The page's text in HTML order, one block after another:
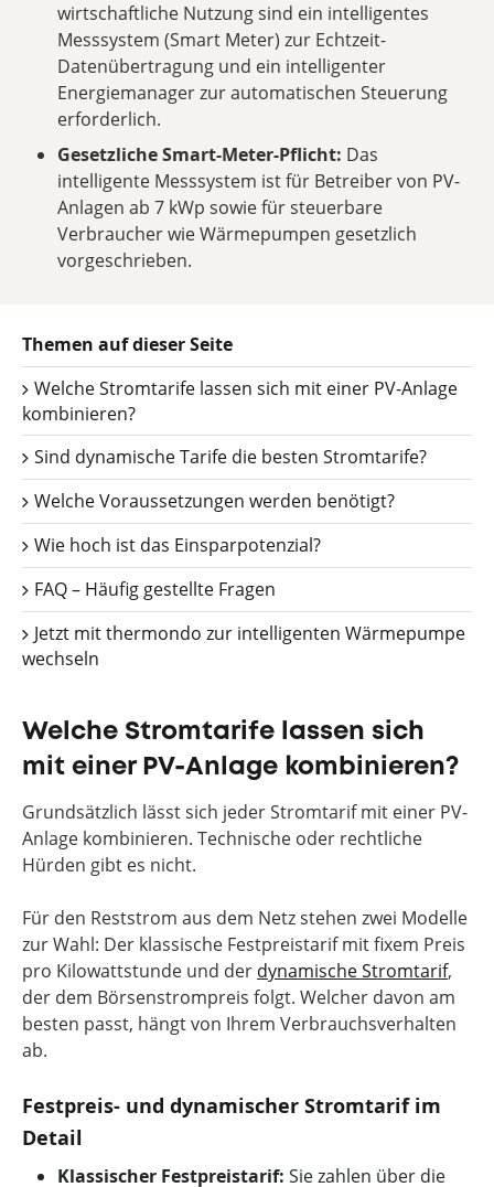
wirtschaftliche Nutzung sind ein intelligentes
Messsystem (Smart Meter) zur Echtzeit-
Datenübertragung und ein intelligenter
Energiemanager zur automatischen Steuerung
erforderlich.
Gesetzliche Smart-Meter-Pflicht: Das
intelligente Messsystem ist für Betreiber von PV-
Anlagen ab 7 kWp sowie für steuerbare
Verbraucher wie Wärmepumpen gesetzlich
vorgeschrieben.
Themen auf dieser Seite
Welche Stromtarife lassen sich mit einer PV-Anlage
kombinieren?
Sind dynamische Tarife die besten Stromtarife?
Welche Voraussetzungen werden benötigt?
Wie hoch ist das Einsparpotenzial?
FAQ – Häufig gestellte Fragen
Jetzt mit thermondo zur intelligenten Wärmepumpe
wechseln
Welche Stromtarife lassen sich
mit einer PV-Anlage kombinieren?
Grundsätzlich lässt sich jeder Stromtarif mit einer PV-
Anlage kombinieren. Technische oder rechtliche
Hürden gibt es nicht.
Für den Reststrom aus dem Netz stehen zwei Modelle
zur Wahl: Der klassische Festpreistarif mit fixem Preis
pro Kilowattstunde und der dynamische Stromtarif,
der dem Börsenstrompreis folgt. Welcher davon am
besten passt, hängt von Ihrem Verbrauchsverhalten
ab.
Festpreis- und dynamischer Stromtarif im
Detail
Klassischer Festpreistarif: Sie zahlen über die